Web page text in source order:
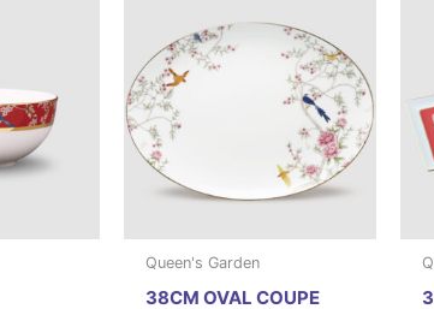
Queen's Garden
38CM OVAL COUPE